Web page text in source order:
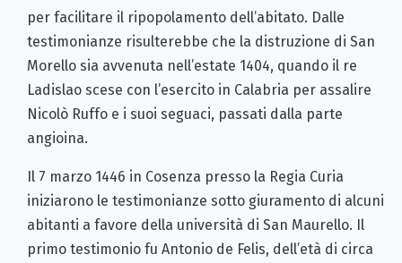
per facilitare il ripopolamento dell’abitato. Dalle
testimonianze risulterebbe che la distruzione di San
Morello sia avvenuta nell’estate 1404, quando il re
Ladislao scese con l’esercito in Calabria per assalire
Nicolò Ruffo e i suoi seguaci, passati dalla parte
angioina.
Il 7 marzo 1446 in Cosenza presso la Regia Curia
iniziarono le testimonianze sotto giuramento di alcuni
abitanti a favore della università di San Maurello. Il
primo testimonio fu Antonio de Felis, dell’età di circa